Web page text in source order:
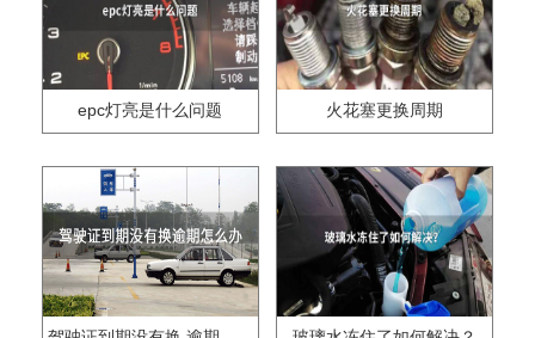
epc灯亮是什么问题 火花塞更换周期